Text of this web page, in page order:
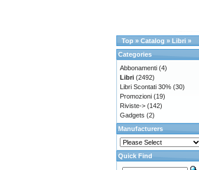
Top » Catalog » Libri »
Categories
Abbonamenti (4)
Libri (2492)
Libri Scontati 30% (30)
Promozioni (19)
Riviste-> (142)
Gadgets (2)
Manufacturers
Quick Find